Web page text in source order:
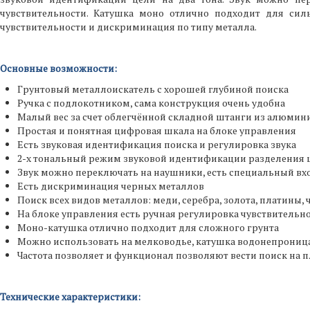
чувствительности. Катушка моно отлично подходит для
чувствительности и дискриминация по типу металла.
Основные возможности:
Грунтовый металлоискатель с хорошей глубиной поиска
Ручка с подлокотником, сама конструкция очень удобна
Малый вес за счет облегчённой складной штанги из
Простая и понятная цифровая шкала на блоке управления
Есть звуковая идентификация поиска и регулировка звука
2-х тональный режим звуковой идентификации разделения
Звук можно переключать на наушники, есть специальный
Есть дискриминация черных металлов
Поиск всех видов металлов: меди, серебра, золота, платины,
На блоке управления есть ручная регулировка
Моно-катушка отлично подходит для сложного грунта
Можно использовать на мелководье, катушка
Частота позволяет и функционал позволяют вести поиск на
Технические характеристики: